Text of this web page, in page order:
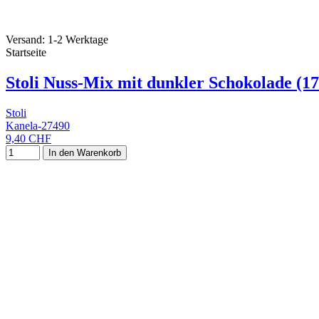
Versand: 1-2 Werktage
Startseite
Stoli Nuss-Mix mit dunkler Schokolade
Stoli
Kanela-27490
9,40 CHF
In den Warenkorb